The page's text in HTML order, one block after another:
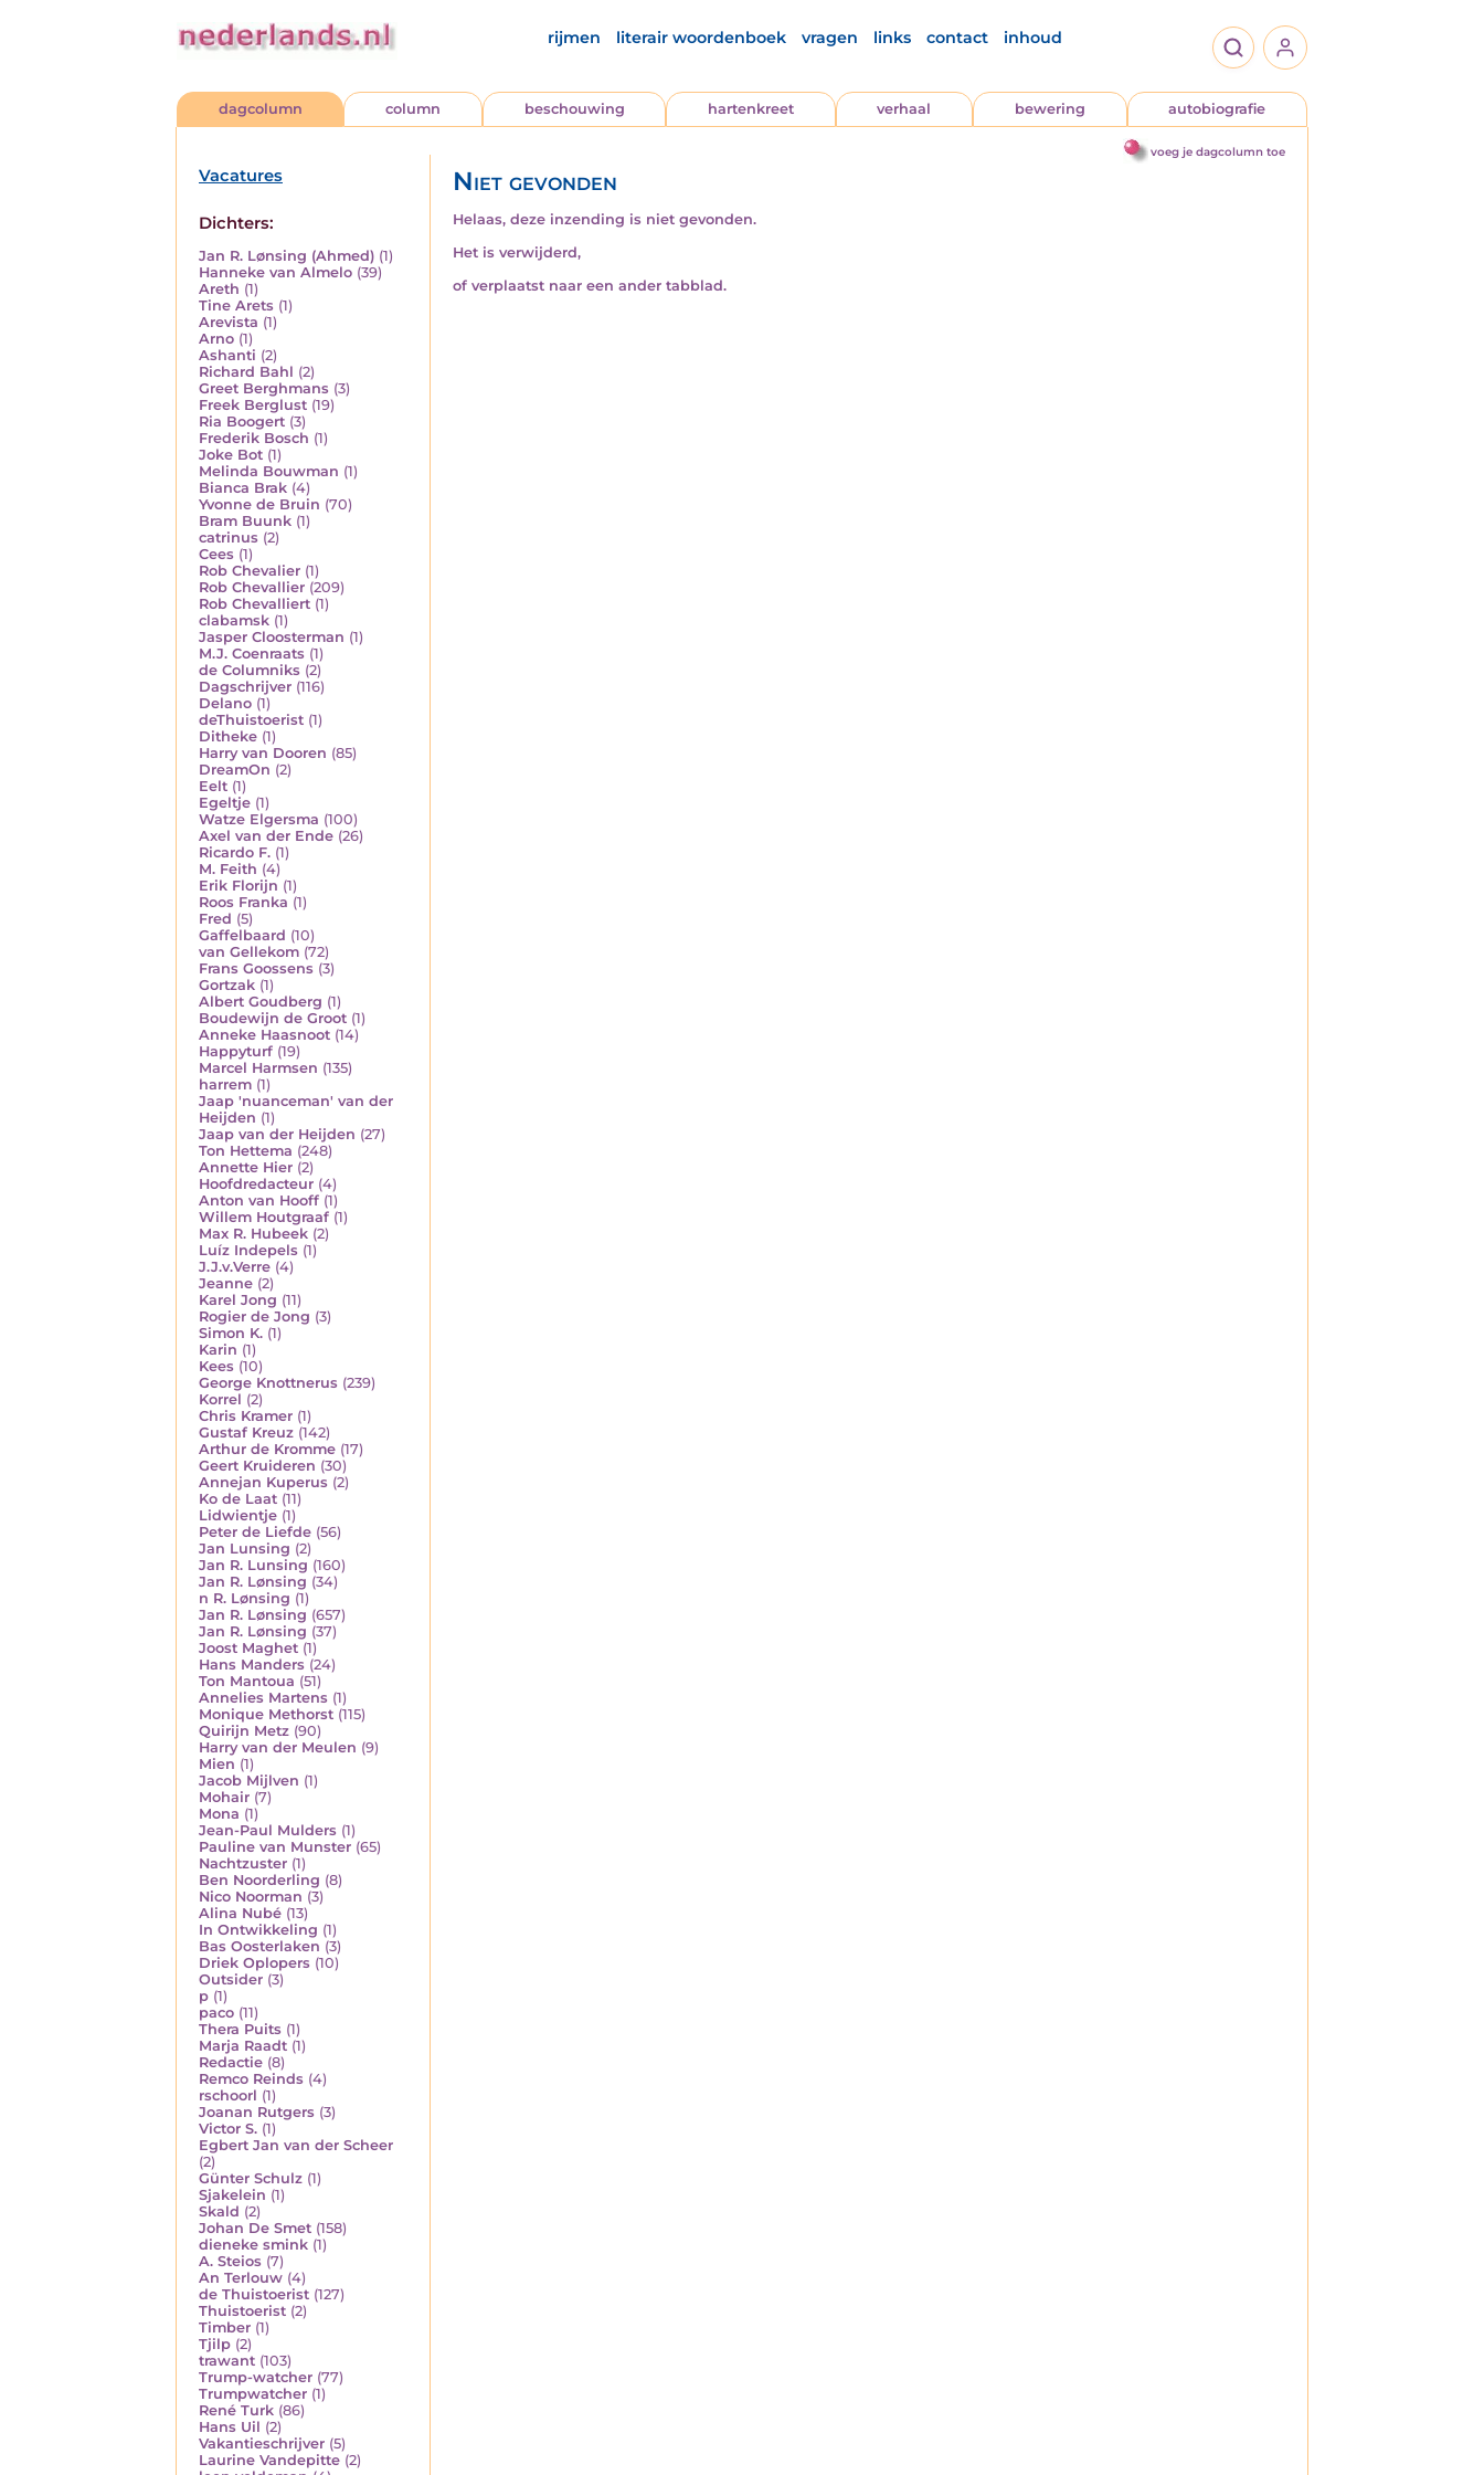
rijmen literair woordenboek vragen links contact inhoud
dagcolumn column beschouwing hartenkreet verhaal bewering autobiografie
voeg je dagcolumn toe
Vacatures
Dichters:
Jan R. Lønsing (Ahmed) (1)
Hanneke van Almelo (39)
Areth (1)
Tine Arets (1)
Arevista (1)
Arno (1)
Ashanti (2)
Richard Bahl (2)
Greet Berghmans (3)
Freek Berglust (19)
Ria Boogert (3)
Frederik Bosch (1)
Joke Bot (1)
Melinda Bouwman (1)
Bianca Brak (4)
Yvonne de Bruin (70)
Bram Buunk (1)
catrinus (2)
Cees (1)
Rob Chevalier (1)
Rob Chevallier (209)
Rob Chevalliert (1)
clabamsk (1)
Jasper Cloosterman (1)
M.J. Coenraats (1)
de Columniks (2)
Dagschrijver (116)
Delano (1)
deThuistoerist (1)
Ditheke (1)
Harry van Dooren (85)
DreamOn (2)
Eelt (1)
Egeltje (1)
Watze Elgersma (100)
Axel van der Ende (26)
Ricardo F. (1)
M. Feith (4)
Erik Florijn (1)
Roos Franka (1)
Fred (5)
Gaffelbaard (10)
van Gellekom (72)
Frans Goossens (3)
Gortzak (1)
Albert Goudberg (1)
Boudewijn de Groot (1)
Anneke Haasnoot (14)
Happyturf (19)
Marcel Harmsen (135)
harrem (1)
Jaap 'nuanceman' van der
Heijden (1)
Jaap van der Heijden (27)
Ton Hettema (248)
Annette Hier (2)
Hoofdredacteur (4)
Anton van Hooff (1)
Willem Houtgraaf (1)
Max R. Hubeek (2)
Luíz Indepels (1)
J.J.v.Verre (4)
Jeanne (2)
Karel Jong (11)
Rogier de Jong (3)
Simon K. (1)
Karin (1)
Kees (10)
George Knottnerus (239)
Korrel (2)
Chris Kramer (1)
Gustaf Kreuz (142)
Arthur de Kromme (17)
Geert Kruideren (30)
Annejan Kuperus (2)
Ko de Laat (11)
Lidwientje (1)
Peter de Liefde (56)
Jan Lunsing (2)
Jan R. Lunsing (160)
Jan R. Lønsing (34)
n R. Lønsing (1)
Jan R. Lønsing (657)
Jan R. Lønsing (37)
Joost Maghet (1)
Hans Manders (24)
Ton Mantoua (51)
Annelies Martens (1)
Monique Methorst (115)
Quirijn Metz (90)
Harry van der Meulen (9)
Mien (1)
Jacob Mijlven (1)
Mohair (7)
Mona (1)
Jean-Paul Mulders (1)
Pauline van Munster (65)
Nachtzuster (1)
Ben Noorderling (8)
Nico Noorman (3)
Alina Nubé (13)
In Ontwikkeling (1)
Bas Oosterlaken (3)
Driek Oplopers (10)
Outsider (3)
p (1)
paco (11)
Thera Puits (1)
Marja Raadt (1)
Redactie (8)
Remco Reinds (4)
rschoorl (1)
Joanan Rutgers (3)
Victor S. (1)
Egbert Jan van der Scheer
(2)
Günter Schulz (1)
Sjakelein (1)
Skald (2)
Johan De Smet (158)
dieneke smink (1)
A. Steios (7)
An Terlouw (4)
de Thuistoerist (127)
Thuistoerist (2)
Timber (1)
Tjilp (2)
trawant (103)
Trump-watcher (77)
Trumpwatcher (1)
René Turk (86)
Hans Uil (2)
Vakantieschrijver (5)
Laurine Vandepitte (2)
Niet gevonden
Helaas, deze inzending is niet gevonden.
Het is verwijderd,
of verplaatst naar een ander tabblad.